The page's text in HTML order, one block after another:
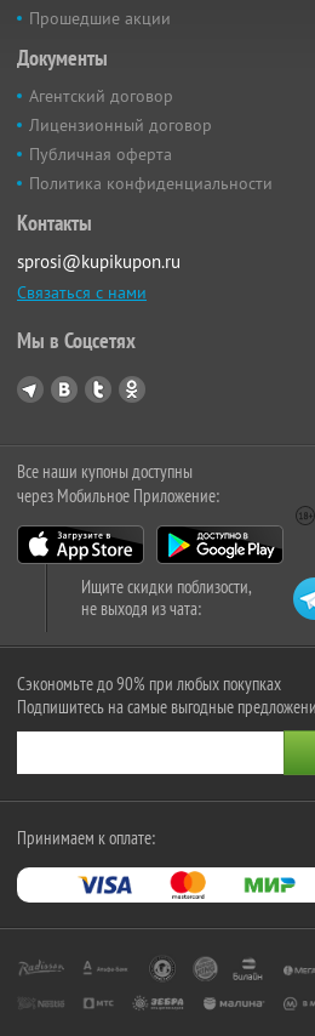
Прошедшие акции
Документы
Агентский договор
Лицензионный договор
Публичная оферта
Политика конфиденциальности
Контакты
sprosi@kupikupon.ru
Связаться с нами
Мы в Соцсетях
Все наши купоны доступны
через Мобильное Приложение:
Ищите скидки поблизости,
не выходя из чата:
Сэкономьте до 90% при любых покупках
Подпишитесь на самые выгодные
Принимаем к оплате: